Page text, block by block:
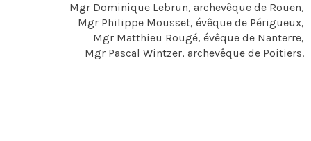
Mgr Dominique Lebrun, archevêque de Rouen,
Mgr Philippe Mousset, évêque de Périgueux,
Mgr Matthieu Rougé, évêque de Nanterre,
Mgr Pascal Wintzer, archevêque de Poitiers.